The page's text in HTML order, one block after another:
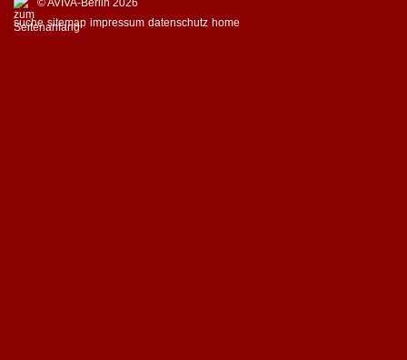
© AVIVA-Berlin 2026
suche sitemap impressum datenschutz home